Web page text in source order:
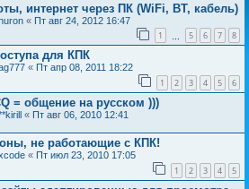
интернет через ПК (WiFi, BT, кабель)
« Пт авг 24, 2012 16:47
1 5 6 7 8
для КПК
« Пт апр 08, 2011 18:22
1 2 3 4 5 6
= общение на русском )))
« Пт авг 06, 2010 12:41
не работающие с КПК!
« Пт июл 23, 2010 17:05
1 2 3 4 5